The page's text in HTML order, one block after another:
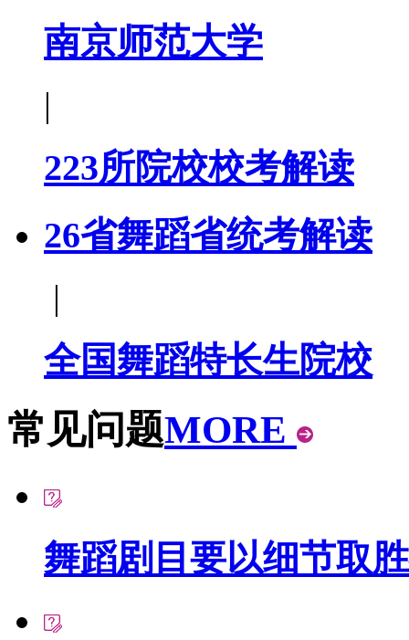
南京师范大学
|
223所院校校考解读
26省舞蹈省统考解读
|
全国舞蹈特长生院校
常见问题MORE
舞蹈剧目要以细节取